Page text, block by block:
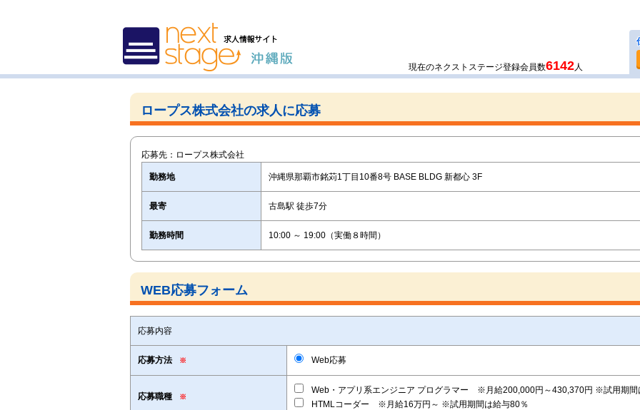
現在のネクストステージ登録会員数6142人
ロープス株式会社の求人に応募
応募先：ロープス株式会社
勤務地 沖縄県那覇市銘苅1丁目10番8号 BASE BLDG 新都心 3F
最寄 古島駅 徒歩7分
勤務時間 10:00 ～ 19:00（実働８時間）
WEB応募フォーム
応募内容
応募方法 ※ Web応募
応募職種 ※
Web・アプリ系エンジニア プログラマー ※月給200,000円～430,370円 ※試用期間
HTMLコーダー ※月給16万円～ ※試用期間は給与80％